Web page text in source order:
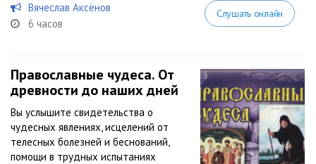
Вячеслав Аксёнов
6 часов
Слушать онлайн
Православные чудеса. От
древности до наших дней
Вы услышите свидетельства о
чудесных явлениях, исцелений от
телесных болезней и беснований,
помощи в трудных испытаниях